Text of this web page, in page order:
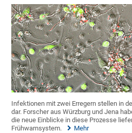
Infektionen mit zwei Erregern stellen in
dar. Forscher aus Würzburg und Jena
die neue Einblicke in diese Prozesse
Frühwarnsystem.
Mehr